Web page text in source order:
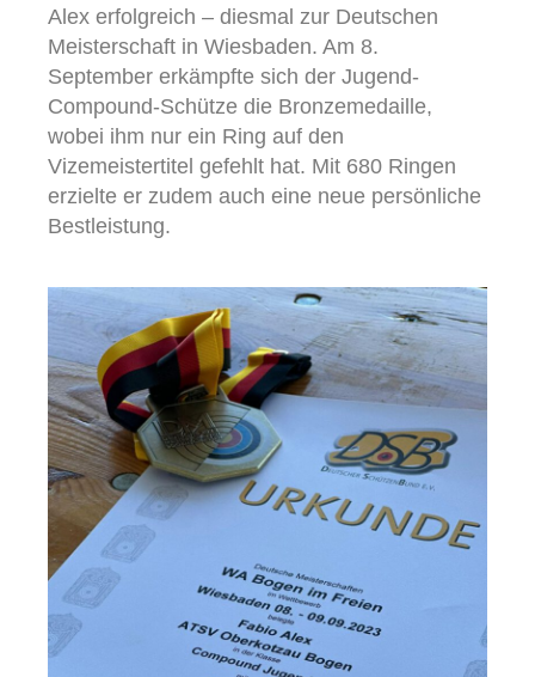
Alex erfolgreich – diesmal zur Deutschen
Meisterschaft in Wiesbaden. Am 8.
September erkämpfte sich der Jugend-
Compound-Schütze die Bronzemedaille,
wobei ihm nur ein Ring auf den
Vizemeistertitel gefehlt hat. Mit 680 Ringen
erzielte er zudem auch eine neue persönliche
Bestleistung.